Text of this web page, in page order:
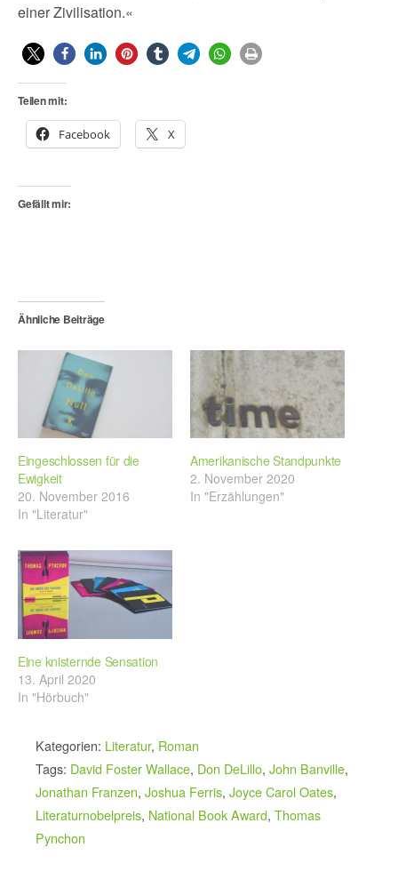
einer Zivilisation.«
Teilen mit:
Facebook X
Gefällt mir:
Ähnliche Beiträge
Eingeschlossen für die
Ewigkeit
20. November 2016
In "Literatur"
Amerikanische Standpunkte
2. November 2020
In "Erzählungen"
Eine knisternde Sensation
13. April 2020
In "Hörbuch"
Kategorien: Literatur, Roman
Tags: David Foster Wallace, Don DeLillo, John Banville,
Jonathan Franzen, Joshua Ferris, Joyce Carol Oates,
Literaturnobelpreis, National Book Award, Thomas
Pynchon